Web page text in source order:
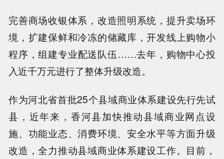
完善商场收银体系，改造照明系统，提升卖场环
境，扩建保鲜和冷冻的储藏库，开发线上购物小
程序，组建专业配送队伍……去年，购物中心投
入近千万元进行了整体升级改造。
作为河北省首批25个县域商业体系建设先行先试
县，近年来，香河县加快推动县域商业网点设
施、功能业态、消费环境、安全水平等方面升级
改造，全力推动县域商业体系建设工作。目前，